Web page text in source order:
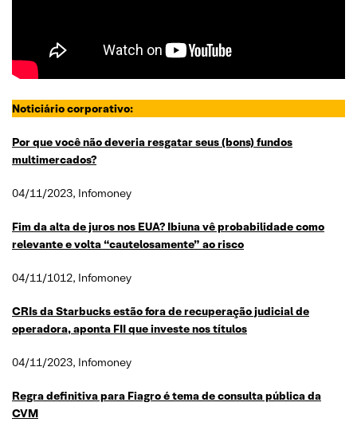
Noticiário corporativo:
Por que você não deveria resgatar seus (bons) fundos
multimercados?
04/11/2023, Infomoney
Fim da alta de juros nos EUA? Ibiuna vê probabilidade como
relevante e volta “cautelosamente” ao risco
04/11/1012, Infomoney
CRIsda Starbucks estão fora de recuperação judicial de
operadora, aponta FII que investe nos títulos
04/11/2023, Infomoney
Regra definitiva para Fiagroé tema de consulta pública da
CVM